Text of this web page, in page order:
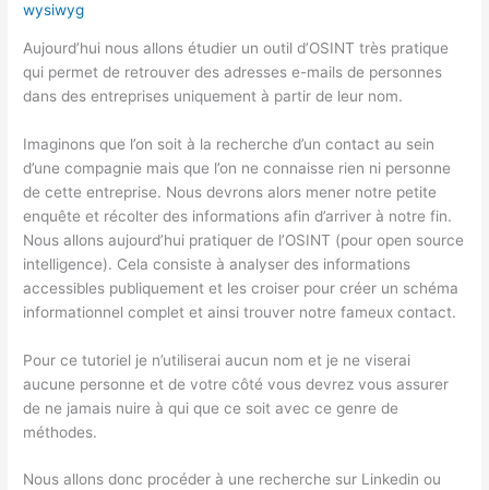
wysiwyg
Aujourd’hui nous allons étudier un outil d’OSINT très pratique
qui permet de retrouver des adresses e-mails de personnes
dans des entreprises uniquement à partir de leur nom.
Imaginons que l’on soit à la recherche d’un contact au sein
d’une compagnie mais que l’on ne connaisse rien ni personne
de cette entreprise. Nous devrons alors mener notre petite
enquête et récolter des informations afin d’arriver à notre fin.
Nous allons aujourd’hui pratiquer de l’OSINT (pour open source
intelligence). Cela consiste à analyser des informations
accessibles publiquement et les croiser pour créer un schéma
informationnel complet et ainsi trouver notre fameux contact.
Pour ce tutoriel je n’utiliserai aucun nom et je ne viserai
aucune personne et de votre côté vous devrez vous assurer
de ne jamais nuire à qui que ce soit avec ce genre de
méthodes.
Nous allons donc procéder à une recherche sur Linkedin ou